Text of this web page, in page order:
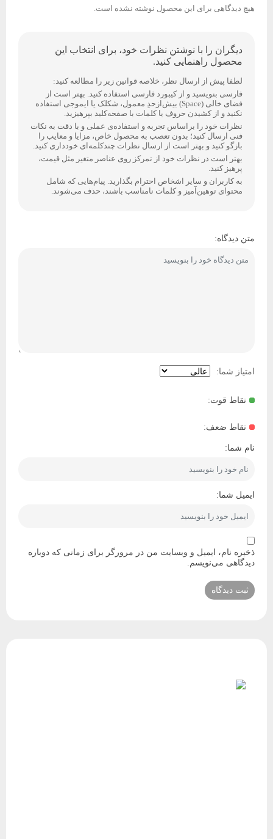
هیچ دیدگاهی برای این محصول نوشته نشده است.
دیگران را با نوشتن نظرات خود، برای انتخاب این
محصول راهنمایی کنید.
لطفا پیش از ارسال نظر، خلاصه قوانین زیر را مطالعه کنید:
فارسی بنویسید و از کیبورد فارسی استفاده کنید. بهتر است از
فضای خالی (Space) بیش‌از‌حدِ معمول، شکلک یا ایموجی استفاده
نکنید و از کشیدن حروف یا کلمات با صفحه‌کلید بپرهیزید.
نظرات خود را براساس تجربه و استفاده‌ی عملی و با دقت به نکات
فنی ارسال کنید؛ بدون تعصب به محصول خاص، مزایا و معایب را
بازگو کنید و بهتر است از ارسال نظرات چندکلمه‌‌ای خودداری کنید.
بهتر است در نظرات خود از تمرکز روی عناصر متغیر مثل قیمت،
پرهیز کنید.
به کاربران و سایر اشخاص احترام بگذارید. پیام‌هایی که شامل
محتوای توهین‌آمیز و کلمات نامناسب باشند، حذف می‌شوند.
متن دیدگاه:
امتیاز شما:
نقاط قوت:
نقاط ضعف:
نام شما:
ایمیل شما:
ذخیره نام، ایمیل و وبسایت من در مرورگر برای زمانی که دوباره
دیدگاهی می‌نویسم.